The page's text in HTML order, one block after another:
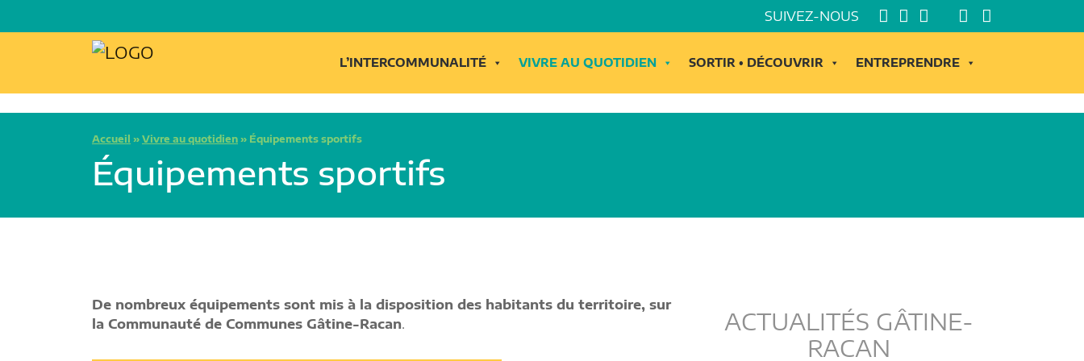
SUIVEZ-NOUS
L’INTERCOMMUNALITÉ VIVRE AU QUOTIDIEN SORTIR • DÉCOUVRIR ENTREPRENDRE
Accueil » Vivre au quotidien » Équipements sportifs
Équipements sportifs
De nombreux équipements sont mis à la disposition des habitants du territoire, sur
la Communauté de Communes Gâtine-Racan.
ACTUALITÉS GÂTINE-
RACAN